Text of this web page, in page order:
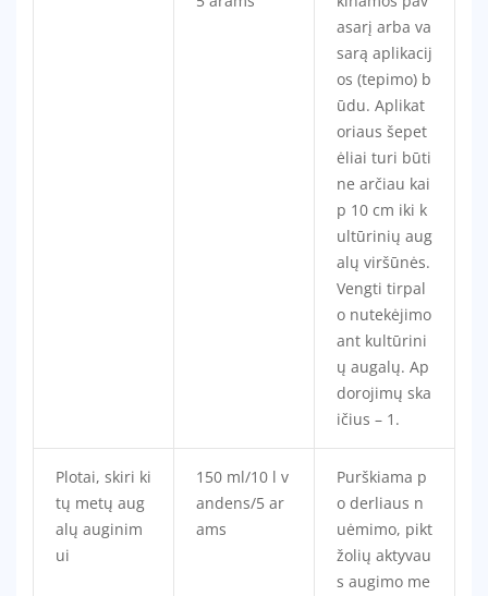
asarį arba va
sarą aplikacij
os (tepimo) b
ūdu. Aplikat
oriaus šepet
ėliai turi būti
ne arčiau kai
p 10 cm iki k
ultūrinių aug
alų viršūnės.
Vengti tirpal
o nutekėjimo
ant kultūrini
ų augalų. Ap
dorojimų ska
ičius – 1.
Plotai, skiri ki
tų metų aug
alų auginim
ui
150 ml/10 l v
andens/5 ar
ams
Purškiama p
o derliaus n
uėmimo, pikt
žolių aktyvau
s augimo me